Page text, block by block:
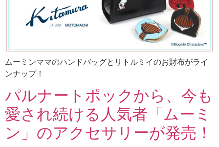
ムーミンママのハンドバッグとリトルミイのお財布がライ
ンナップ！
パルナートポックから、今も
愛され続ける人気者「ムーミ
ン」のアクセサリーが発売！